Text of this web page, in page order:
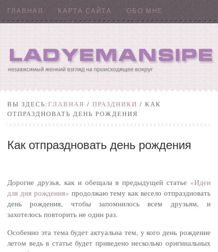
ГЛАВНАЯ КАРТА САЙТА ОБО МНЕ
ВЫ ЗДЕСЬ:ГЛАВНАЯ / ПРАЗДНИКИ / КАК
ОТПРАЗДНОВАТЬ ДЕНЬ РОЖДЕНИЯ
Как отпраздновать день рождения
Дорогие друзья, как и обещала в предыдущей статье «Идеи
для дня рождения» продолжаю тему как весело отпраздновать
день рождения, чтобы запомнилось всем друзьям, и
захотелось повторить не один раз.
Особенно эта тема будет актуальна тем, у кого день рождение
летом ведь в статье будет приведено несколько оригинальных